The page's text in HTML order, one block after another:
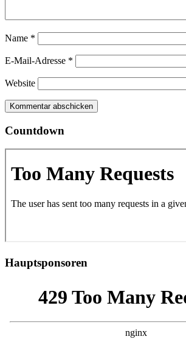
Name *
E-Mail-Adresse *
Website
Countdown
Hauptsponsoren